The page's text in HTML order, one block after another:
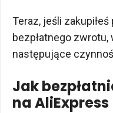
Teraz, jeśli
bezpłatnego
następujące
Jak
na AliExpress